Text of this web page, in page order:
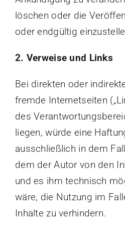
löschen oder die
oder endgültig
2. Verweise und Links
Bei direkten oder
fremde Internetseiten
des
liegen, würde eine
ausschließlich in dem
dem der Autor von den
und es ihm technisch
wäre, die Nutzung im
Inhalte zu verhindern.